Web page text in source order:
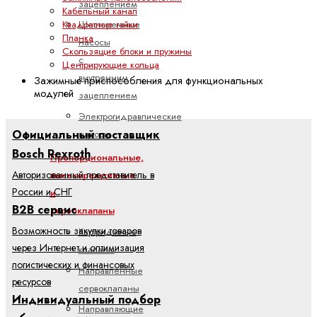
зацеплением
Шестеренные
насосы
с
внутренним
зацеплением
Электрогидравлические
насосы
Пропорциональные,
высокореактивные
и
сервоклапаны
Картриджные
клапаны
Направленные
сервоклапаны
Направляющие
Кабельный канал
Квадратные гайки
Планка
Скользящие блоки и пружины
Центрирующие кольца
Зажимные приспособления для функциональных
модулей
Официальный поставщик
Bosch Rexroth
Авторизованный представитель в
России и СНГ
B2B сервис
Возможность закупки товаров
через Интернет и оптимизация
логистических и финансовых
ресурсов
Индивидуальный подбор